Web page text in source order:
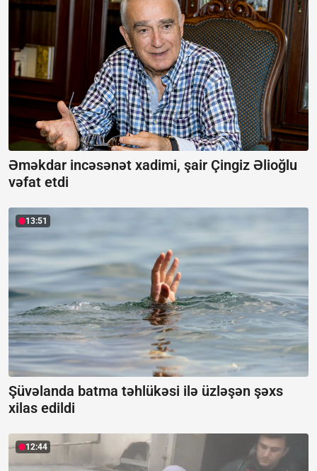
Əməkdar incəsənət xadimi, şair Çingiz Əlioğlu
vəfat etdi
13:51
Şüvəlanda batma təhlükəsi ilə üzləşən şəxs
xilas edildi
12:44